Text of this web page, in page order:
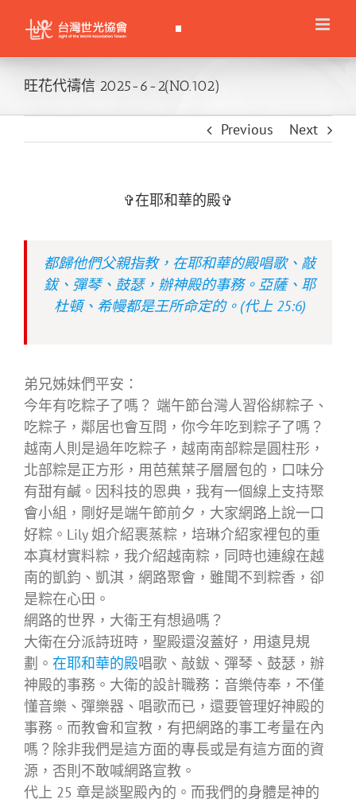
content
旺花代禱信 2025-6-2(NO.102)
Previous Next
✞在耶和華的殿✞
都歸他們父親指教，在耶和華的殿唱歌、敲
鈸、彈琴、鼓瑟，辦神殿的事務。亞薩、耶
杜頓、希幔都是王所命定的。(代上 25:6)
弟兄姊妹們平安：
今年有吃粽子了嗎？ 端午節台灣人習俗綁粽子、
吃粽子，鄰居也會互問，你今年吃到粽子了嗎？
越南人則是過年吃粽子，越南南部粽是圓柱形，
北部粽是正方形，用芭蕉葉子層層包的，口味分
有甜有鹹。因科技的恩典，我有一個線上支持聚
會小組，剛好是端午節前夕，大家網路上說一口
好粽。Lily 姐介紹裹蒸粽，培琳介紹家裡包的重
本真材實料粽，我介紹越南粽，同時也連線在越
南的凱鈞、凱淇，網路聚會，雖聞不到粽香，卻
是粽在心田。
網路的世界，大衛王有想過嗎？
大衛在分派詩班時，聖殿還沒蓋好，用遠見規
劃。 在耶和華的殿唱歌、敲鈸、彈琴、鼓瑟，辦
神殿的事務。大衛的設計職務：音樂侍奉，不僅
懂音樂、彈樂器、唱歌而已，還要管理好神殿的
事務。而教會和宣教，有把網路的事工考量在內
嗎？除非我們是這方面的專長或是有這方面的資
源，否則不敢喊網路宣教。
代上 25 章是談聖殿內的。而我們的身體是神的